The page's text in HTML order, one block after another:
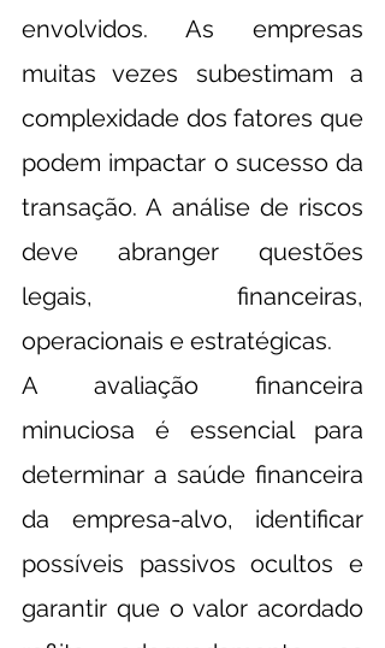
envolvidos. As empresas
muitas vezes subestimam a
complexidade dos fatores que
podem impactar o sucesso da
transação. A análise de riscos
deve abranger questões
legais, financeiras,
operacionais e estratégicas.
A avaliação financeira
minuciosa é essencial para
determinar a saúde financeira
da empresa-alvo, identificar
possíveis passivos ocultos e
garantir que o valor acordado